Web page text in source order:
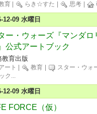
育 らき☆すた 思考
12-09 水曜日
ー・ウォーズ『マンダ
公式アートブック
教育出版
ート 教育
スター・ウォ
ク ...
12-09 水曜日
FORCE（仮）